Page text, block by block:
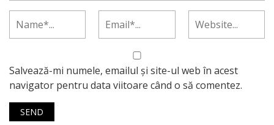
Salvează-mi numele, emailul și site-ul web în acest
navigator pentru data viitoare când o să comentez.